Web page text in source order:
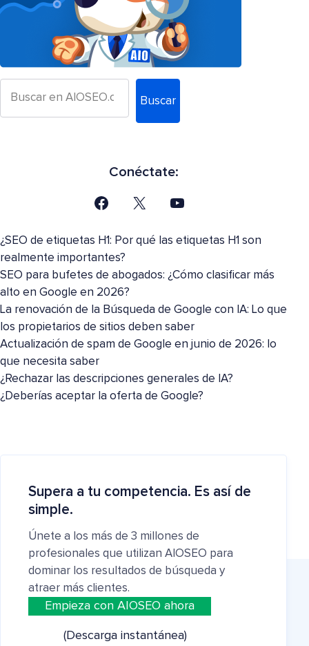
Buscar
Conéctate:
¿SEO de etiquetas H1: Por qué las etiquetas H1 son
realmente importantes?
SEO para bufetes de abogados: ¿Cómo clasificar más
alto en Google en 2026?
La renovación de la Búsqueda de Google con IA: Lo que
los propietarios de sitios deben saber
Actualización de spam de Google en junio de 2026: lo
que necesita saber
¿Rechazar las descripciones generales de IA?
¿Deberías aceptar la oferta de Google?
Supera a tu competencia. Es así de
simple.
Únete a los más de 3 millones de
profesionales que utilizan AIOSEO para
dominar los resultados de búsqueda y
atraer más clientes.
Empieza con AIOSEO ahora
(Descarga instantánea)